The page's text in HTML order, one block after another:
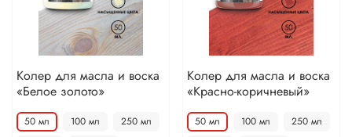
Колер для масла и воска
«Белое золото»
50 мл 100 мл
250 мл
Колер для масла и воска
«Красно-коричневый»
50 мл 100 мл
250 мл